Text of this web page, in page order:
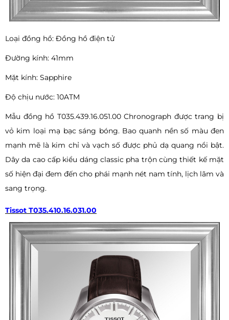
Loại đồng hồ: Đồng hồ điện tử
Đường kính: 41mm
Mặt kính: Sapphire
Độ chịu nước: 10ATM
Mẫu đồng hồ T035.439.16.051.00 Chronograph được trang bị
vỏ kim loại mạ bạc sáng bóng. Bao quanh nền số màu đen
mạnh mẽ là kim chỉ và vạch số được phủ dạ quang nổi bật.
Dây da cao cấp kiểu dáng classic pha trộn cùng thiết kế mặt
số hiện đại đem đến cho phái mạnh nét nam tính, lịch lãm và
sang trọng.
Tissot T035.410.16.031.00